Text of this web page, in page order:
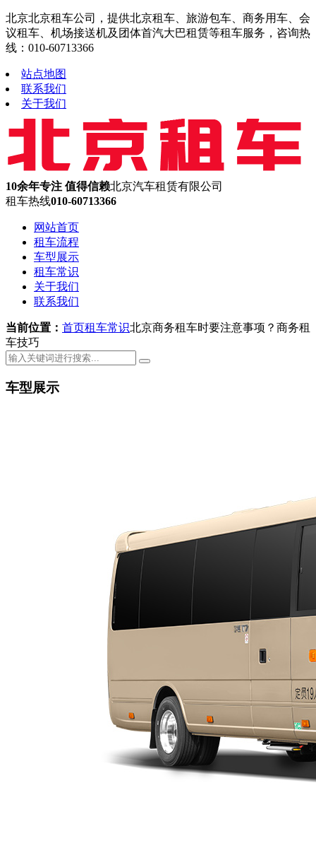
北京北京租车公司，提供北京租车、旅游包车、商务用车、会
议租车、机场接送机及团体首汽大巴租赁等租车服务，咨询热
线：010-60713366
站点地图
联系我们
关于我们
10余年专注 值得信赖北京汽车租赁有限公司
租车热线010-60713366
网站首页
租车流程
车型展示
租车常识
关于我们
联系我们
当前位置： 首页租车常识北京商务租车时要注意事项？商务租
车技巧
车型展示